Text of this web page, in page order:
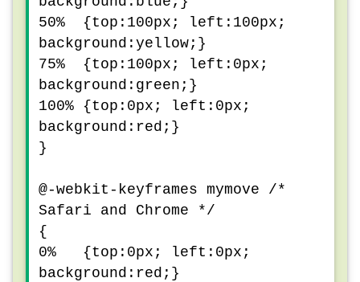
50% {top:100px; left:100px;
background:yellow;}
75% {top:100px; left:0px;
background:green;}
100% {top:0px; left:0px;
background:red;}
}
@-webkit-keyframes mymove /*
Safari and Chrome */
{
0% {top:0px; left:0px;
background:red;}